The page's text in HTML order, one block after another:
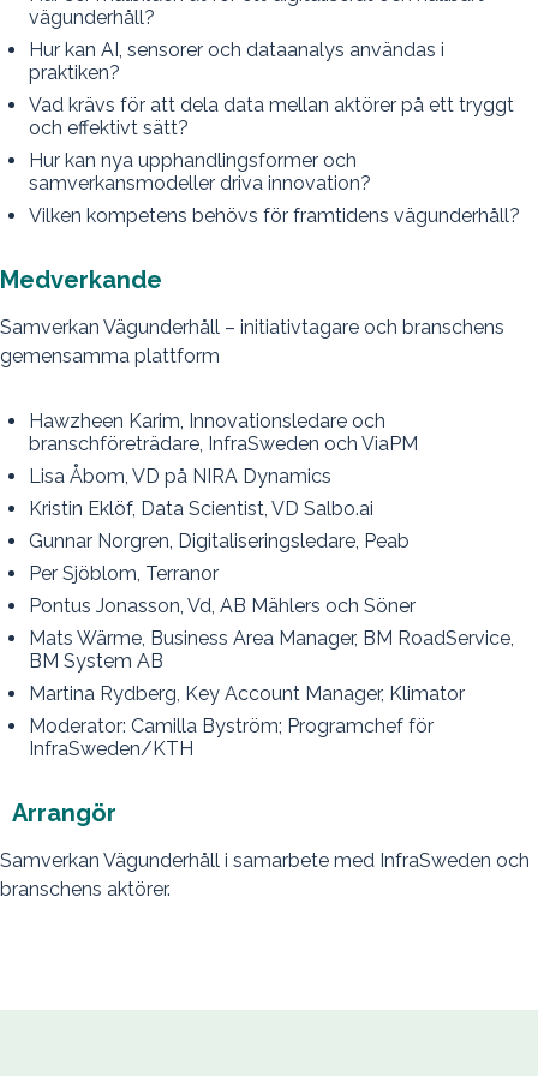
vägunderhåll?
Hur kan AI, sensorer och dataanalys användas i
praktiken?
Vad krävs för att dela data mellan aktörer på ett tryggt
och effektivt sätt?
Hur kan nya upphandlingsformer och
samverkansmodeller driva innovation?
Vilken kompetens behövs för framtidens vägunderhåll?
Medverkande
Samverkan Vägunderhåll – initiativtagare och branschens
gemensamma plattform
Hawzheen Karim, Innovationsledare och
branschföreträdare, InfraSweden och ViaPM
Lisa Åbom, VD på NIRA Dynamics
Kristin Eklöf, Data Scientist, VD Salbo.ai
Gunnar Norgren, Digitaliseringsledare, Peab
Per Sjöblom, Terranor
Pontus Jonasson, Vd, AB Mählers och Söner
Mats Wärme, Business Area Manager, BM RoadService,
BM System AB
Martina Rydberg, Key Account Manager, Klimator
Moderator: Camilla Byström; Programchef för
InfraSweden/KTH
Arrangör
Samverkan Vägunderhåll i samarbete med InfraSweden och
branschens aktörer.